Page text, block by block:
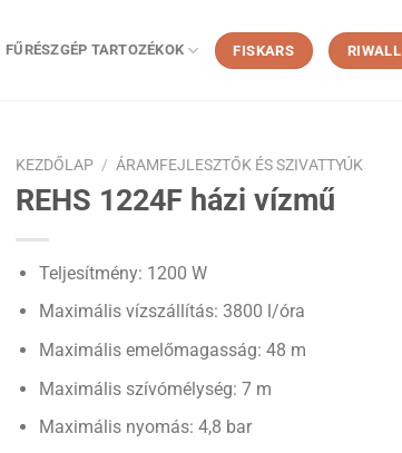
FŰRÉSZGÉP TARTOZÉKOK FISKARS RIWALL
KEZDŐLAP / ÁRAMFEJLESZTŐK ÉS SZIVATTYÚK
REHS 1224F házi vízmű
Teljesítmény: 1200 W
Maximális vízszállítás: 3800 l/óra
Maximális emelőmagasság: 48 m
Maximális szívómélység: 7 m
Maximális nyomás: 4,8 bar